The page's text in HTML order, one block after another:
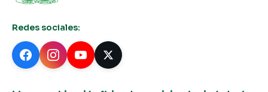
Redes sociales: